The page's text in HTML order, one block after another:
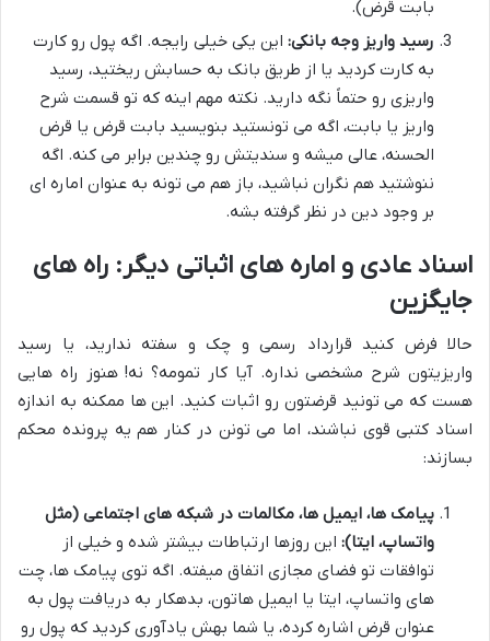
بابت قرض).
رسید واریز وجه بانکی: این یکی خیلی رایجه. اگه پول رو کارت
به کارت کردید یا از طریق بانک به حسابش ریختید، رسید
واریزی رو حتماً نگه دارید. نکته مهم اینه که تو قسمت شرح
واریز یا بابت، اگه می تونستید بنویسید بابت قرض یا قرض
الحسنه، عالی میشه و سندیتش رو چندین برابر می کنه. اگه
ننوشتید هم نگران نباشید، باز هم می تونه به عنوان اماره ای
بر وجود دین در نظر گرفته بشه.
اسناد عادی و اماره های اثباتی دیگر: راه های
جایگزین
حالا فرض کنید قرارداد رسمی و چک و سفته ندارید، یا رسید
واریزیتون شرح مشخصی نداره. آیا کار تمومه؟ نه! هنوز راه هایی
هست که می تونید قرضتون رو اثبات کنید. این ها ممکنه به اندازه
اسناد کتبی قوی نباشند، اما می تونن در کنار هم یه پرونده محکم
بسازند:
پیامک ها، ایمیل ها، مکالمات در شبکه های اجتماعی (مثل
واتساپ، ایتا): این روزها ارتباطات بیشتر شده و خیلی از
توافقات تو فضای مجازی اتفاق میفته. اگه توی پیامک ها، چت
های واتساپ، ایتا یا ایمیل هاتون، بدهکار به دریافت پول به
عنوان قرض اشاره کرده، یا شما بهش یادآوری کردید که پول رو